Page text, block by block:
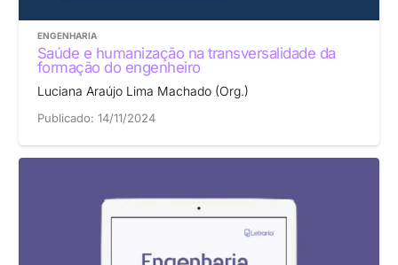
ENGENHARIA
Saúde e humanização na transversalidade da
formação do engenheiro
Luciana Araújo Lima Machado (Org.)
Publicado: 14/11/2024